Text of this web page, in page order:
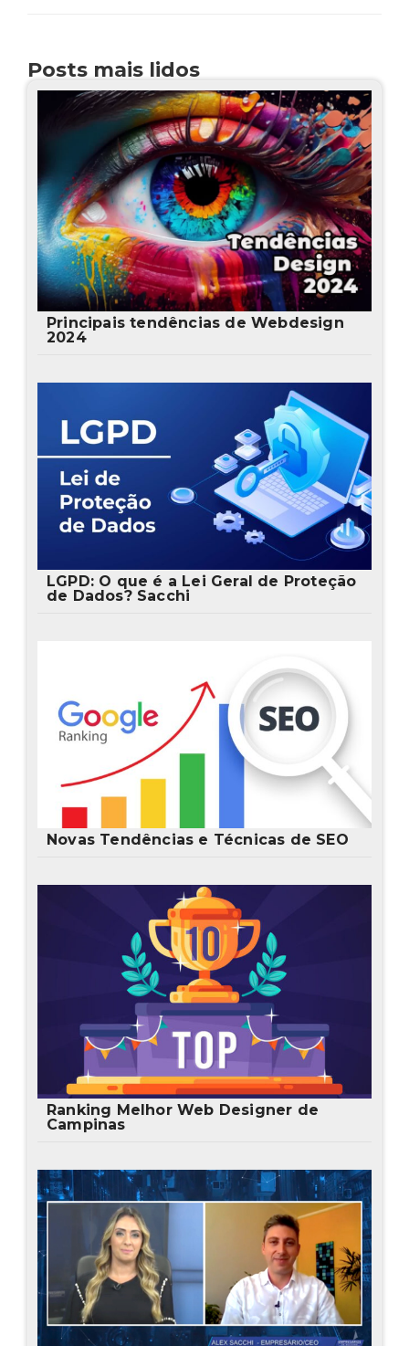
Posts mais lidos
Principais tendências de Webdesign
2024
LGPD: O que é a Lei Geral de Proteção
de Dados? Sacchi
Novas Tendências e Técnicas de SEO
Ranking Melhor Web Designer de
Campinas